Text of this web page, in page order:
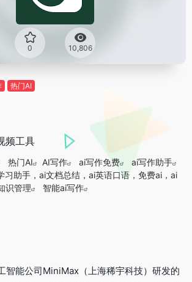
0 10,806
热门AI
频工具
热门AI AI写作 ai写作免费
ai写作助手
习助手，ai文档总结，ai英语口语，免费ai，ai
识管理
智能ai写作
智能公司MiniMax（上海稀宇科技）研发的